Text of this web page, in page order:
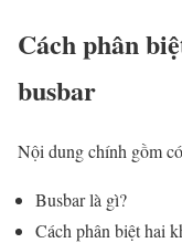
Cách phân
busbar
Nội dung chính gồm
Busbar là gì?
Cách phân biệt hai